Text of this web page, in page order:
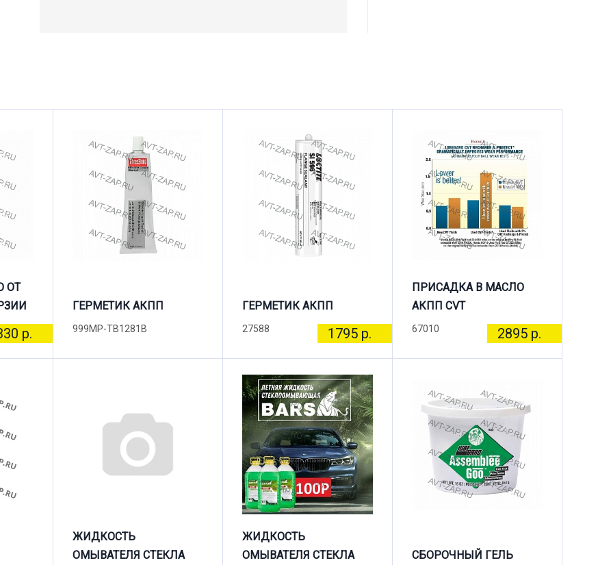
ОТ
р.
ГЕРМЕТИК АКПП
999MP-TB1281B
ГЕРМЕТИК АКПП
27588 1795 р.
ПРИСАДКА В МАСЛО
АКПП CVT
67010 2895 р.
ЖИДКОСТЬ
ОМЫВАТЕЛЯ СТЕКЛА
ЖИДКОСТЬ
ОМЫВАТЕЛЯ СТЕКЛА
СБОРОЧНЫЙ ГЕЛЬ